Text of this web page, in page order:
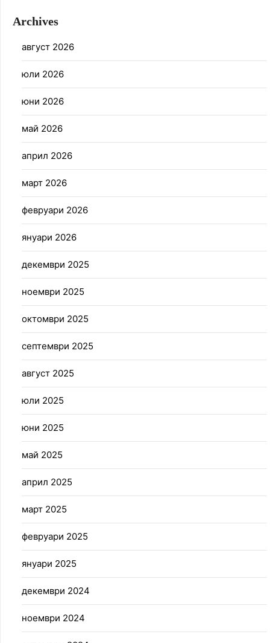
Archives
август 2026
юли 2026
юни 2026
май 2026
април 2026
март 2026
февруари 2026
януари 2026
декември 2025
ноември 2025
октомври 2025
септември 2025
август 2025
юли 2025
юни 2025
май 2025
април 2025
март 2025
февруари 2025
януари 2025
декември 2024
ноември 2024